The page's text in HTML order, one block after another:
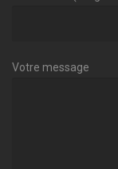
Votre message